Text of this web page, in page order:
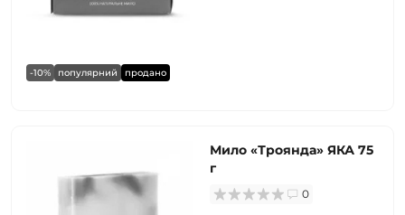
-10% популярний продано
Мило «Троянда» ЯКА 75
г
0